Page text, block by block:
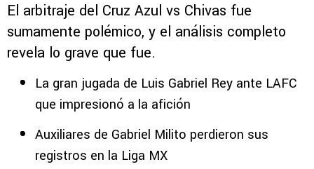
El arbitraje del Cruz Azul vs Chivas fue
sumamente polémico, y el análisis completo
revela lo grave que fue.
La gran jugada de Luis Gabriel Rey ante LAFC
que impresionó a la afición
Auxiliares de Gabriel Milito perdieron sus
registros en la Liga MX